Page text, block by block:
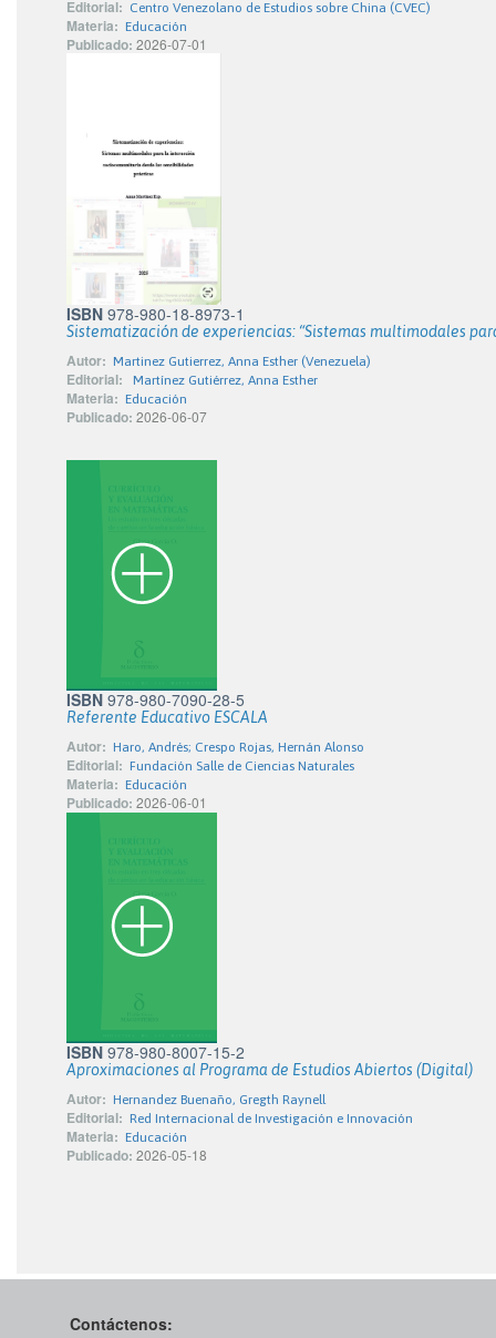
Editorial: Centro Venezolano de Estudios sobre China (CVEC)
Materia: Educación
Publicado: 2026-07-01
ISBN 978-980-18-8973-1
Sistematización de experiencias: “Sistemas multimodales
Autor: Martinez Gutierrez, Anna Esther (Venezuela)
Editorial: Martínez Gutiérrez, Anna Esther
Materia: Educación
Publicado: 2026-06-07
ISBN 978-980-7090-28-5
Referente Educativo ESCALA
Autor: Haro, Andrés; Crespo Rojas, Hernán Alonso
Editorial: Fundación Salle de Ciencias Naturales
Materia: Educación
Publicado: 2026-06-01
ISBN 978-980-8007-15-2
Aproximaciones al Programa de Estudios Abiertos (Digital)
Autor: Hernandez Buenaño, Gregth Raynell
Editorial: Red Internacional de Investigación e Innovación
Materia: Educación
Publicado: 2026-05-18
Contáctenos: